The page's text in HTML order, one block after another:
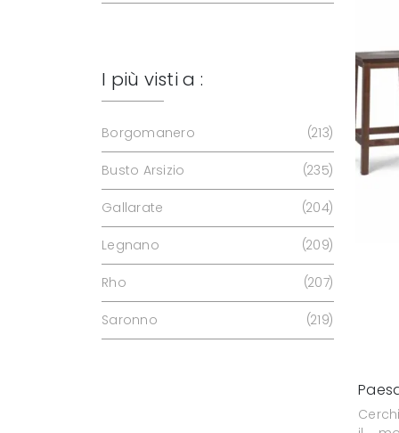
I più visti a :
Borgomanero 213
Busto Arsizio 235
Gallarate 204
Legnano 209
Rho 207
Saronno 219